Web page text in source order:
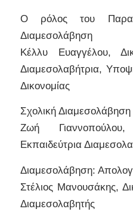
Ο ρόλος του
Διαμεσολάβηση
Κέλλυ Ευαγγέλου,
Διαμεσολαβήτρια,
Δικονομίας
Σχολική Διαμεσολάβηση
Ζωή
Εκπαιδεύτρια
Διαμεσολάβηση:
Στέλιος Μανουσάκης,
Διαμεσολαβητής